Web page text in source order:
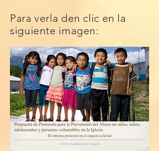
Para verla den clic en la
siguiente imagen: